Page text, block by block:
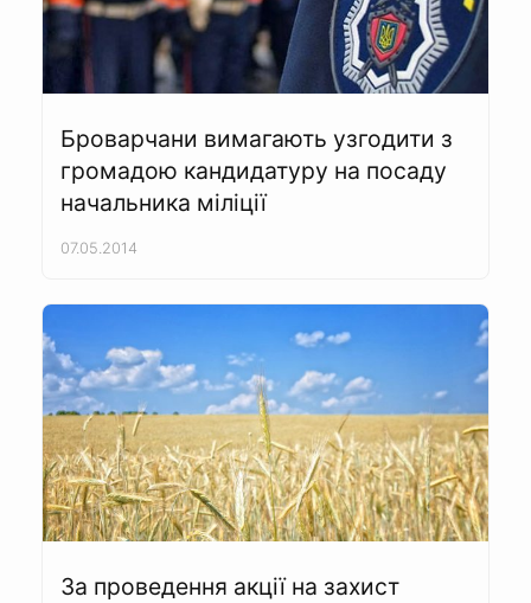
Броварчани вимагають узгодити з
громадою кандидатуру на посаду
начальника міліції
07.05.2014
За проведення акції на захист